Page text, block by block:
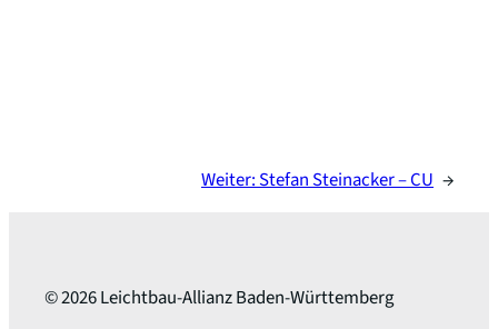
Weiter:Stefan Steinacker – CU →
© 2026 Leichtbau-Allianz Baden-Württemberg